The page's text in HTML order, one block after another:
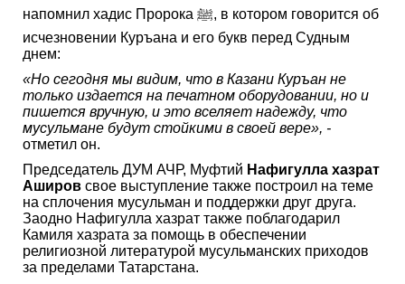
напомнил хадис Пророка ﷺ, в котором говорится об
исчезновении Куръана и его букв перед Судным
днем:
«Но сегодня мы видим, что в Казани Куръан не
только издается на печатном оборудовании, но и
пишется вручную, и это вселяет надежду, что
мусульмане будут стойкими в своей вере», -
отметил он.
Председатель ДУМ АЧР, Муфтий Нафигулла хазрат
Аширов свое выступление также построил на теме
на сплочения мусульман и поддержки друг друга.
Заодно Нафигулла хазрат также поблагодарил
Камиля хазрата за помощь в обеспечении
религиозной литературой мусульманских приходов
за пределами Татарстана.